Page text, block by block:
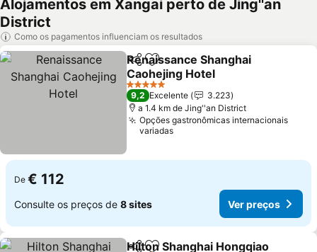
Alojamentos em Xangai perto de Jing''an
District
Como os pagamentos influenciam os resultados
PartilharAdicionar aos favoritos
Renaissance Shanghai
Caohejing Hotel
Ver preços
5 Estrelas
9,2 Excelente
3.223
a 1.4 km de Jing''an District
Opções gastronômicas internacionais
variadas
De € 112
Consulte os preços de 8 sites Ver preços
Hilton Shanghai Hongqiao